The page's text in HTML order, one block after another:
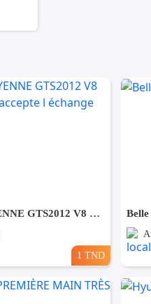
🚘 PORSCHE CAYENNE GTS2012 V8 ESSENCE🚘 🔁 on accepte l échange des voitures
1 TND